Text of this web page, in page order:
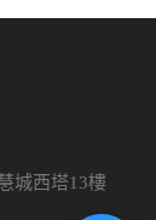
城西塔13樓